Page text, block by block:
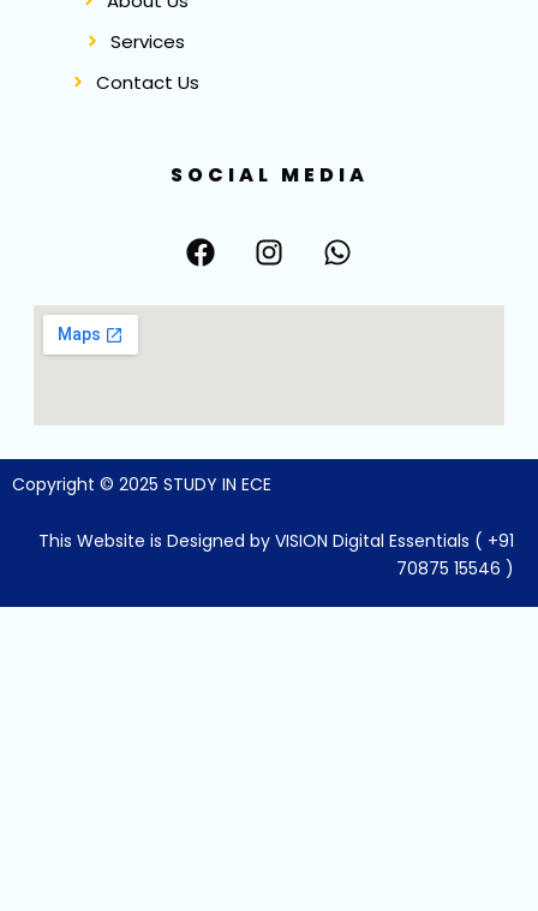
Services
Contact Us
SOCIAL MEDIA
F
a
k
I
n
a
m
W
h
p
Copyright © 2025 STUDY IN ECE
This Website is Designed by VISION Digital Essentials ( +91
70875 15546 )